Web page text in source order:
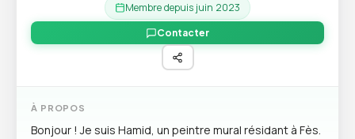
Membre depuis juin 2023
Contacter
À PROPOS
Bonjour ! Je suis Hamid, un peintre mural résidant à Fès.